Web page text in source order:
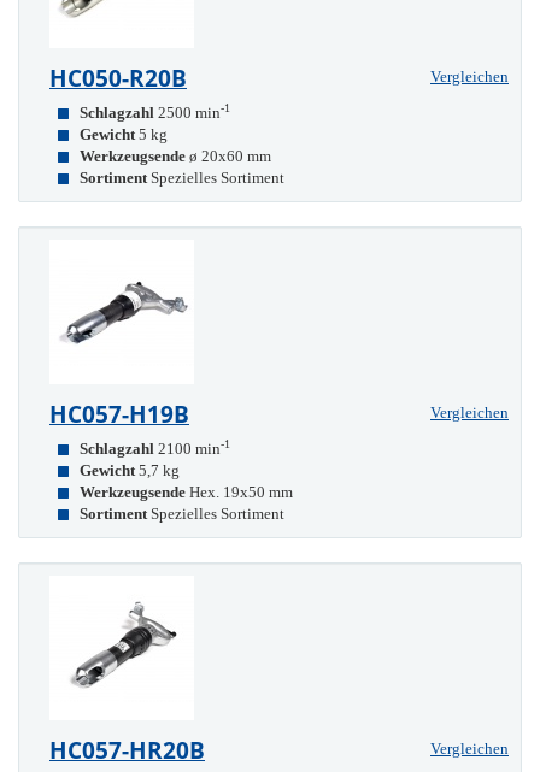
HC050-R20B
Vergleichen
Schlagzahl 2500 min-1
Gewicht 5 kg
Werkzeugsende ø 20x60 mm
Sortiment Spezielles Sortiment
HC057-H19B
Vergleichen
Schlagzahl 2100 min-1
Gewicht 5,7 kg
Werkzeugsende Hex. 19x50 mm
Sortiment Spezielles Sortiment
HC057-HR20B
Vergleichen